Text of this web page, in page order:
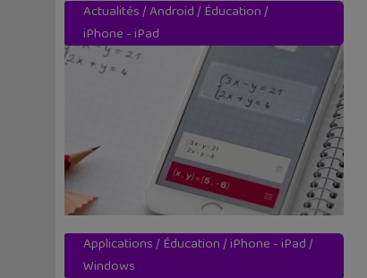
Actualités/Android/ Éducation/
iPhone - iPad
Applications/ Éducation/iPhone - iPad/
Windows